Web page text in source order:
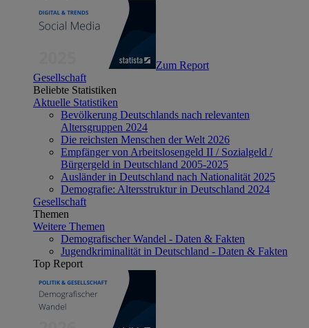
Zum Report
Gesellschaft
Beliebte Statistiken
Aktuelle Statistiken
Bevölkerung Deutschlands nach relevanten
Altersgruppen 2024
Die reichsten Menschen der Welt 2026
Empfänger von Arbeitslosengeld II / Sozialgeld /
Bürgergeld in Deutschland 2005-2025
Ausländer in Deutschland nach Nationalität 2025
Demografie: Altersstruktur in Deutschland 2024
Gesellschaft
Themen
Weitere Themen
Demografischer Wandel - Daten & Fakten
Jugendkriminalität in Deutschland - Daten & Fakten
Top Report